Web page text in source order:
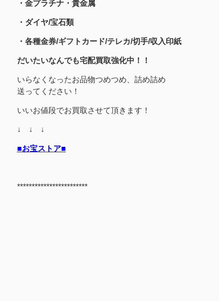
・金プラチナ・貴金属
・ ダイヤ/宝石類
・各種金券/ギフトカード/テレカ/切手/収入印紙
だいたいなんでも宅配買取強化中！！
いらなくなったお品物つめつめ、詰め詰め
送ってください！
いいお値段でお買取させて頂きます！
↓ ↓ ↓
■お宝ストア■
************************